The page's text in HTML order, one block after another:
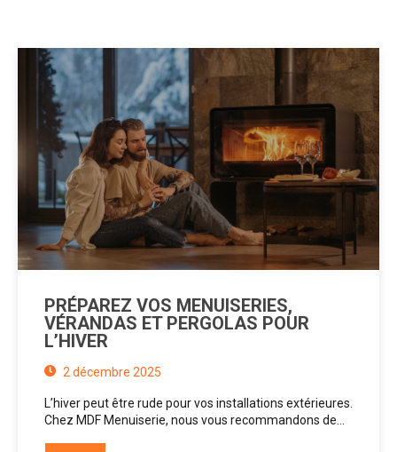
PRÉPAREZ VOS MENUISERIES,
VÉRANDAS ET PERGOLAS POUR
L’HIVER
2 décembre 2025
L’hiver peut être rude pour vos installations extérieures.
Chez MDF Menuiserie, nous vous recommandons de…